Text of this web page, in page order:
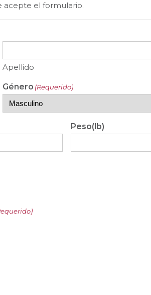
acepte el formulario.
Apellido
Género (Requerido)
Peso(lb)